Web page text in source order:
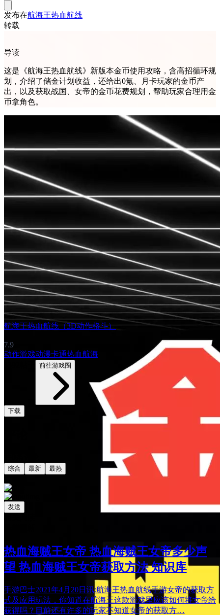
发布在航海王热血航线
转载
导读
这是《航海王热血航线》新版本金币使用攻略，含高招循环规
划，介绍了储金计划收益，还给出0氪、月卡玩家的金币产
出，以及获取战国、女帝的金币花费规划，帮助玩家合理用金
币拿角色。
航海王热血航线（3D动作格斗）
7.9
动作游戏动漫卡通热血航海
前往游戏圈
下载
综合 最新 最热
发送
热血海贼王女帝 热血海贼王女帝多少声
望 热血海贼王女帝获取方法 知识库
手游巴士2021年4月20日讯:航海王热血航线手游女帝的获取方
式及应用玩法，你知道在航海王这款游戏里应该如何将女帝给
获得吗？目前还有许多的玩家不知道女帝的获取方…